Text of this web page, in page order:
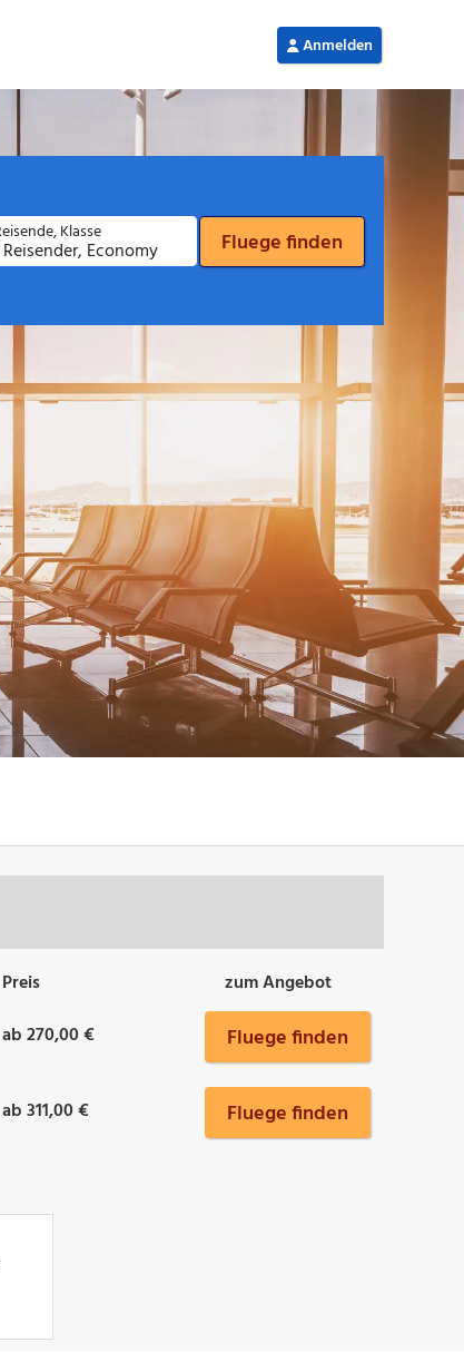
Preis
zum Angebot
ab 270,00 € Fluege finden
ab 311,00 € Fluege finden